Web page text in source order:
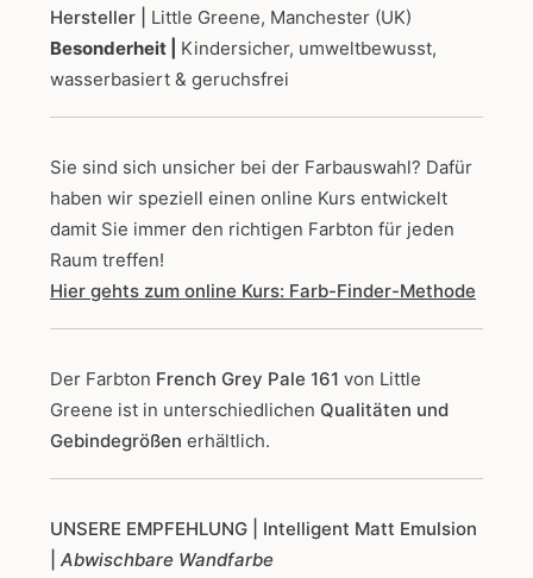
Hersteller | Little Greene, Manchester (UK)
Besonderheit | Kindersicher, umweltbewusst,
wasserbasiert & geruchsfrei
Sie sind sich unsicher bei der Farbauswahl? Dafür
haben wir speziell einen online Kurs entwickelt
damit Sie immer den richtigen Farbton für jeden
Raum treffen!
Hier gehts zum online Kurs: Farb-Finder-Methode
Der Farbton French Grey Pale 161 von Little
Greene ist in unterschiedlichen Qualitäten und
Gebindegrößen erhältlich.
UNSERE EMPFEHLUNG
| Intelligent Matt Emulsion
Abwischbare Wandfarbe